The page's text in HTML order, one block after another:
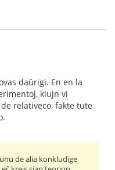
daŭrigi. En en la
kiujn vi
relativeco, fakte tute
de alia konkludige